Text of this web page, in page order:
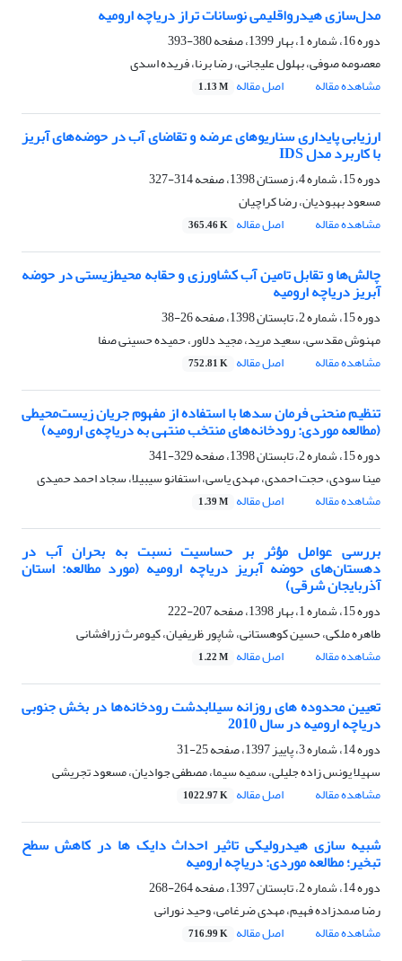
مدل‌سازی هیدرواقلیمی نوسانات تراز دریاچه ارومیه
دوره 16، شماره 1، بهار 1399، صفحه
380-393
معصومه صوفی، بهلول علیجانی، رضا برنا، فریده اسدی
مشاهده مقاله
اصل مقاله 1.13 M
ارزیابی پایداری سناریوهای عرضه و تقاضای آب در حوضه‌های آبریز
با کاربرد مدل ‏IDS
دوره 15، شماره 4، زمستان 1398، صفحه
314-327
مسعود بهبودیان، رضا کراچیان
مشاهده مقاله
اصل مقاله 365.46 K
چالش‌ها و تقابل تامین آب کشاورزی و حقابه محیط‌زیستی در حوضه
آبریز دریاچه ارومیه
دوره 15، شماره 2، تابستان 1398، صفحه
26-38
مهنوش مقدسی، سعید مرید، مجید دلاور، حمیده حسینی صفا
مشاهده مقاله
اصل مقاله 752.81 K
تنظیم منحنی فرمان سدها با استفاده از مفهوم جریان زیست‌محیطی
(مطالعه موردی: رودخانه‌های منتخب منتهی به دریاچه‌ی ارومیه)
دوره 15، شماره 2، تابستان 1398، صفحه
329-341
مینا سودی، حجت احمدی، مهدی یاسی، استفانو سیبیلا، سجاد احمد حمیدی
مشاهده مقاله
اصل مقاله 1.39 M
بررسی عوامل مؤثر بر حساسیت نسبت به بحران آب در
دهستان‌های حوضه آبریز دریاچه ارومیه (مورد مطالعه: استان
آذربایجان شرقی)
دوره 15، شماره 1، بهار 1398، صفحه
207-222
طاهره ملکی، حسین کوهستانی، شاپور ظریفیان، کیومرث زرافشانی
مشاهده مقاله
اصل مقاله 1.22 M
تعیین محدوده های روزانه سیلابدشت رودخانه‌ها در بخش جنوبی
دریاچه ارومیه در سال 2010
دوره 14، شماره 3، پاییز 1397، صفحه
25-31
سهیلا یونس زاده جلیلی، سمیه سیما، مصطفی جوادیان، مسعود تجریشی
مشاهده مقاله
اصل مقاله 1022.97 K
شبیه سازی هیدرولیکی تاثیر احداث دایک ها در کاهش سطح
تبخیر؛ مطالعه موردی: دریاچه ارومیه
دوره 14، شماره 2، تابستان 1397، صفحه
264-268
رضا صمدزاده فهیم، مهدی ضرغامی، وحید نورانی
مشاهده مقاله
اصل مقاله 716.99 K